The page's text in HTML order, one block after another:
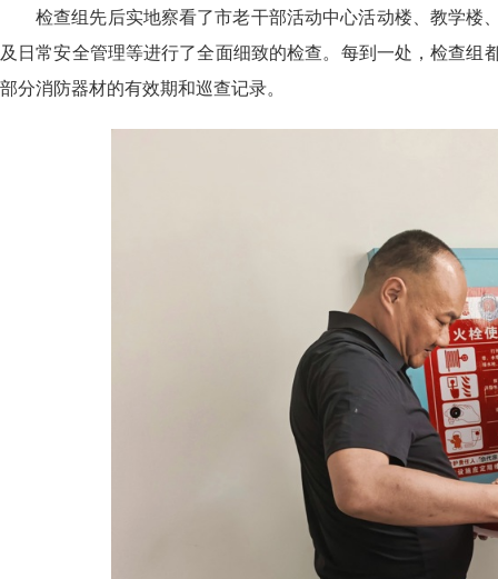
检查组先后实地察看了市老干部活动中心活动楼 、教学楼
及日常安全管理等进行了全面细致的检查。每到一处，检查组
部分消防器材的有效期和巡查记录。